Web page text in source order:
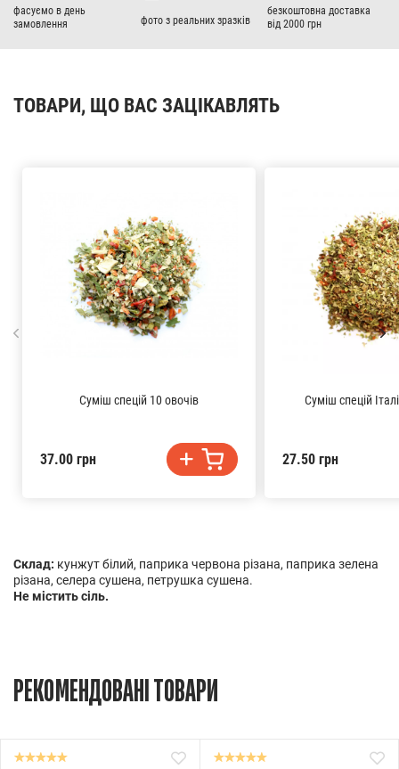
фасуємо в день
замовлення
фото з реальних зразків
безкоштовна доставка
від 2000 грн
Склад: кунжут білий, паприка червона різана, паприка зелена
різана, селера сушена, петрушка сушена.
Не містить сіль.
ТОВАРИ, ЩО ВАС ЗАЦІКАВЛЯТЬ
Суміш спецій 10 овочів
37.00 грн
Суміш спецій
27.50 грн
РЕКОМЕНДОВАНІ ТОВАРИ